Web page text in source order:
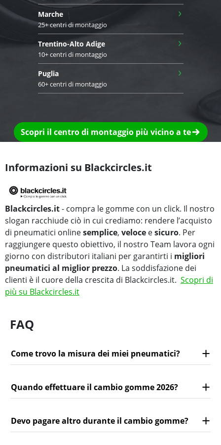
Marche
25+ centri di montaggio
›
Trentino-Alto Adige
10+ centri di montaggio
›
Puglia
60+ centri di montaggio
›
Scopri il centro di montaggio più vicino a te
Informazioni su Blackcircles.it
Blackcircles.it- compra le gomme con un click. Il nostro
slogan racchiude ciò in cui crediamo: rendere l’acquisto
di pneumatici onlinesemplice, veloce esicuro. Per
raggiungere questo obiettivo, il nostro Team lavora ogni
giorno con distributori italiani per garantirti i migliori
pneumatici al miglior prezzo. La soddisfazione dei
clienti è il cuore della crescita di Blackcircles.it. Scopri di
più su Blackcircles.it
FAQ
Come trovo la misura dei miei pneumatici?
Quando effettuare il cambio gomme 2026?
Devo pagare altro durante il cambio gomme?